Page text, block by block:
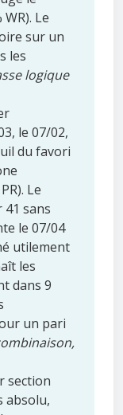
Le
sur un
les
logique
le 07/02,
du favori
Le
41 sans
le 07/04
utilement
les
dans 9
un pari
section
absolu,